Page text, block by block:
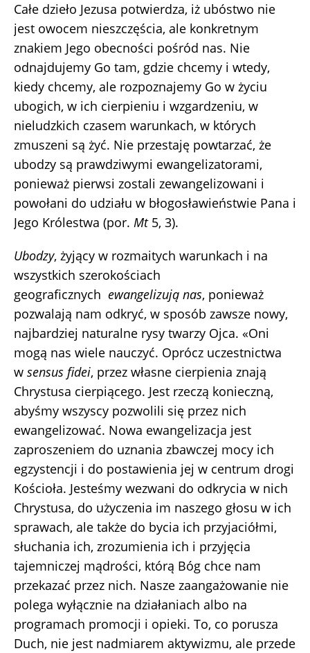
Całe dzieło Jezusa potwierdza, iż ubóstwo nie
jest owocem nieszczęścia, ale konkretnym
znakiem Jego obecności pośród nas. Nie
odnajdujemy Go tam, gdzie chcemy i wtedy,
kiedy chcemy, ale rozpoznajemy Go w życiu
ubogich, w ich cierpieniu i wzgardzeniu, w
nieludzkich czasem warunkach, w których
zmuszeni są żyć. Nie przestaję powtarzać, że
ubodzy są prawdziwymi ewangelizatorami,
ponieważ pierwsi zostali zewangelizowani i
powołani do udziału w błogosławieństwie Pana i
Jego Królestwa (por. Mt5, 3).
Ubodzy, żyjący w rozmaitych warunkach i na
wszystkich szerokościach
geograficznych ewangelizują nas, ponieważ
pozwalają nam odkryć, w sposób zawsze nowy,
najbardziej naturalne rysy twarzy Ojca. «Oni
mogą nas wiele nauczyć. Oprócz uczestnictwa
w sensus fidei, przez własne cierpienia znają
Chrystusa cierpiącego. Jest rzeczą konieczną,
abyśmy wszyscy pozwolili się przez nich
ewangelizować. Nowa ewangelizacja jest
zaproszeniem do uznania zbawczej mocy ich
egzystencji i do postawienia jej w centrum drogi
Kościoła. Jesteśmy wezwani do odkrycia w nich
Chrystusa, do użyczenia im naszego głosu w ich
sprawach, ale także do bycia ich przyjaciółmi,
słuchania ich, zrozumienia ich i przyjęcia
tajemniczej mądrości, którą Bóg chce nam
przekazać przez nich. Nasze zaangażowanie nie
polega wyłącznie na działaniach albo na
programach promocji i opieki. To, co porusza
Duch, nie jest nadmiarem aktywizmu, ale przede